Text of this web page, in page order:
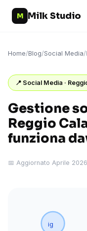
M Milk Studio
Home/Blog/Social Media/
📍 Social Media ·
Gestione
Reggio
funziona
📅 Aggiornato Aprile 2026
ig